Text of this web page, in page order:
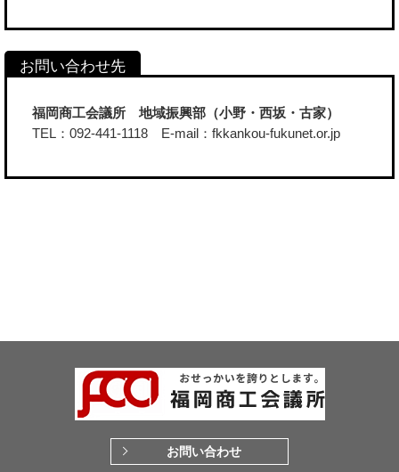
福岡商工会議所 地域振興部（小野・西坂・古家）
TEL：092-441-1118 E-mail：fkkankou-fukunet.or.jp
お問い合わせ